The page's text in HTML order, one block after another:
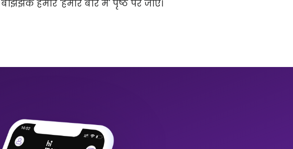
बेझिझक हमारे 'हमारे बारे में' पृष्ठ पर जाएँ।